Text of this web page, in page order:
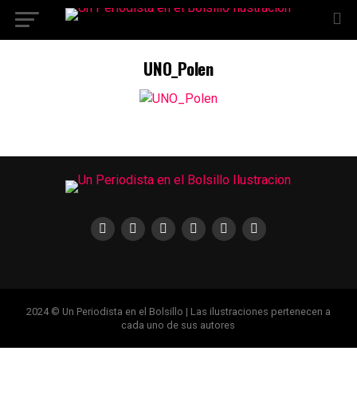
UNO_Polen
2024 © Un Periodista en el Bolsillo | Las ilustraciones pertenecen a
cada uno de sus autores